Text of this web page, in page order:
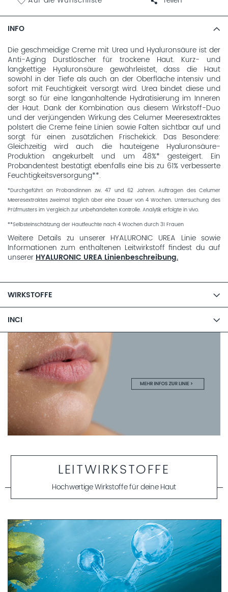
INFO
Die geschmeidige Creme mit Urea und Hyaluronsäure ist der
Anti-Aging Durstlöscher für trockene Haut. Kurz- und
langkettige Hyaluronsäure gewährleistet, dass die Haut
sowohl in der Tiefe als auch an der Oberfläche intensiv und
sofort mit Feuchtigkeit versorgt wird. Urea bindet diese und
sorgt so für eine langanhaltende Hydratisierung im Inneren
der Haut. Dank der Kombination aus diesem Wirkstoff-Duo
und der verjüngenden Wirkung des Celumer Meeresextraktes
polstert die Creme feine Linien sowie Falten sichtbar auf und
sorgt für einen zusätzlichen Frischekick. Das Besondere:
Gleichzeitig wird auch die hauteigene Hyaluronsäure-
Produktion angekurbelt und um 48%* gesteigert. Ein
Probandentest bestätigt ebenfalls eine bis zu 61% verbesserte
Feuchtigkeitsversorgung**.
*Durchgeführt an Probandinnen zw. 47 und 62 Jahren. Auftragen des Celumer
Meeresextraktes zweimal täglich über eine Dauer von 4 Wochen. Untersuchung des
Prüfmusters im Vergleich zur unbehandelten Kontrolle. Analytik erfolgte in vivo.
**Selbsteinschätzung der Hautfeuchte nach 4 Wochen durch 31 Frauen
Weitere Details zu unserer HYALURONIC UREA Linie sowie
Informationen zum enthaltenen Leitwirkstoff findest du auf
unsererHYALURONIC UREA Linienbeschreibung.
WIRKSTOFFE
INCI
LEITWIRKSTOFFE
Hochwertige Wirkstoffe für deine Haut